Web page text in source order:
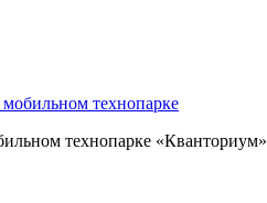
технопарке
технопарке «Кванториум»